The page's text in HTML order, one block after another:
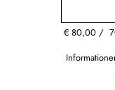
€80,00